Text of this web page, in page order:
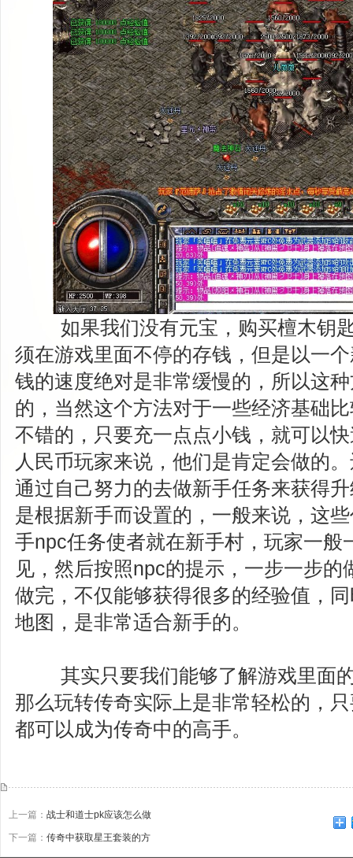
如果我们没有元宝，购买檀木钥
须在游戏里面不停的存钱，但是以一
钱的速度绝对是非常缓慢的，所以这
的，当然这个方法对于一些经济基础
不错的，只要充一点点小钱，就可以
人民币玩家来说，他们是肯定会做的
通过自己努力的去做新手任务来获得
是根据新手而设置的，一般来说，这
手npc任务使者就在新手村，玩家一般
见，然后按照npc的提示，一步一步的
做完，不仅能够获得很多的经验值，
地图，是非常适合新手的。
其实只要我们能够了解游戏里面
那么玩转传奇实际上是非常轻松的，
都可以成为传奇中的高手。
上一篇： 战士和道士pk应该怎么做
下一篇： 传奇中获取星王套装的方